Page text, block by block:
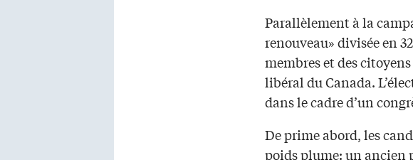
Parallèlement à la
renouveau» divisée en
membres et des
libéral du Canada.
dans le cadre d’un
De prime abord, les
poids plume: un